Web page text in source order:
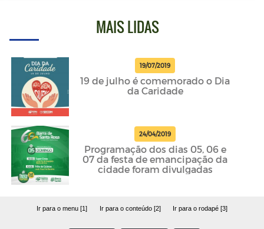
MAIS LIDAS
19/07/2019
19 de julho é comemorado o Dia
da Caridade
24/04/2019
Programação dos dias 05, 06 e
07 da festa de emancipação da
cidade foram divulgadas
Ir para o menu [1] Ir para o conteúdo [2] Ir para o rodapé [3]